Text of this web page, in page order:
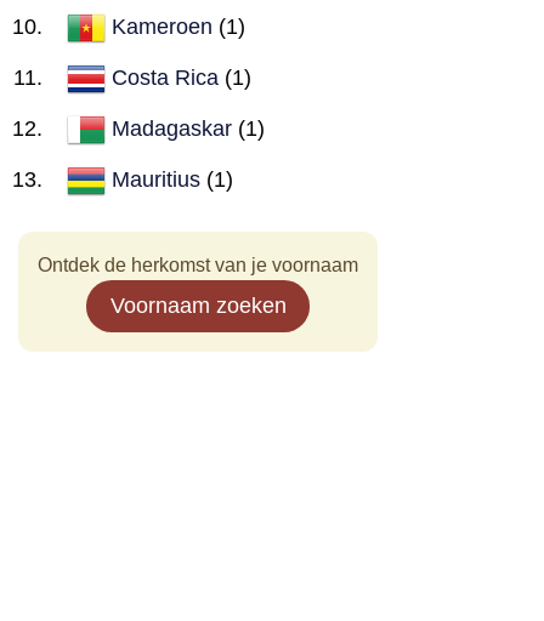
Kameroen (1)
Costa Rica (1)
Madagaskar (1)
Mauritius (1)
Ontdek de herkomst van je voornaam
Voornaam zoeken